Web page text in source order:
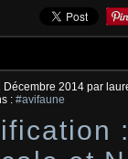
Décembre 2014 par
: #avifaune